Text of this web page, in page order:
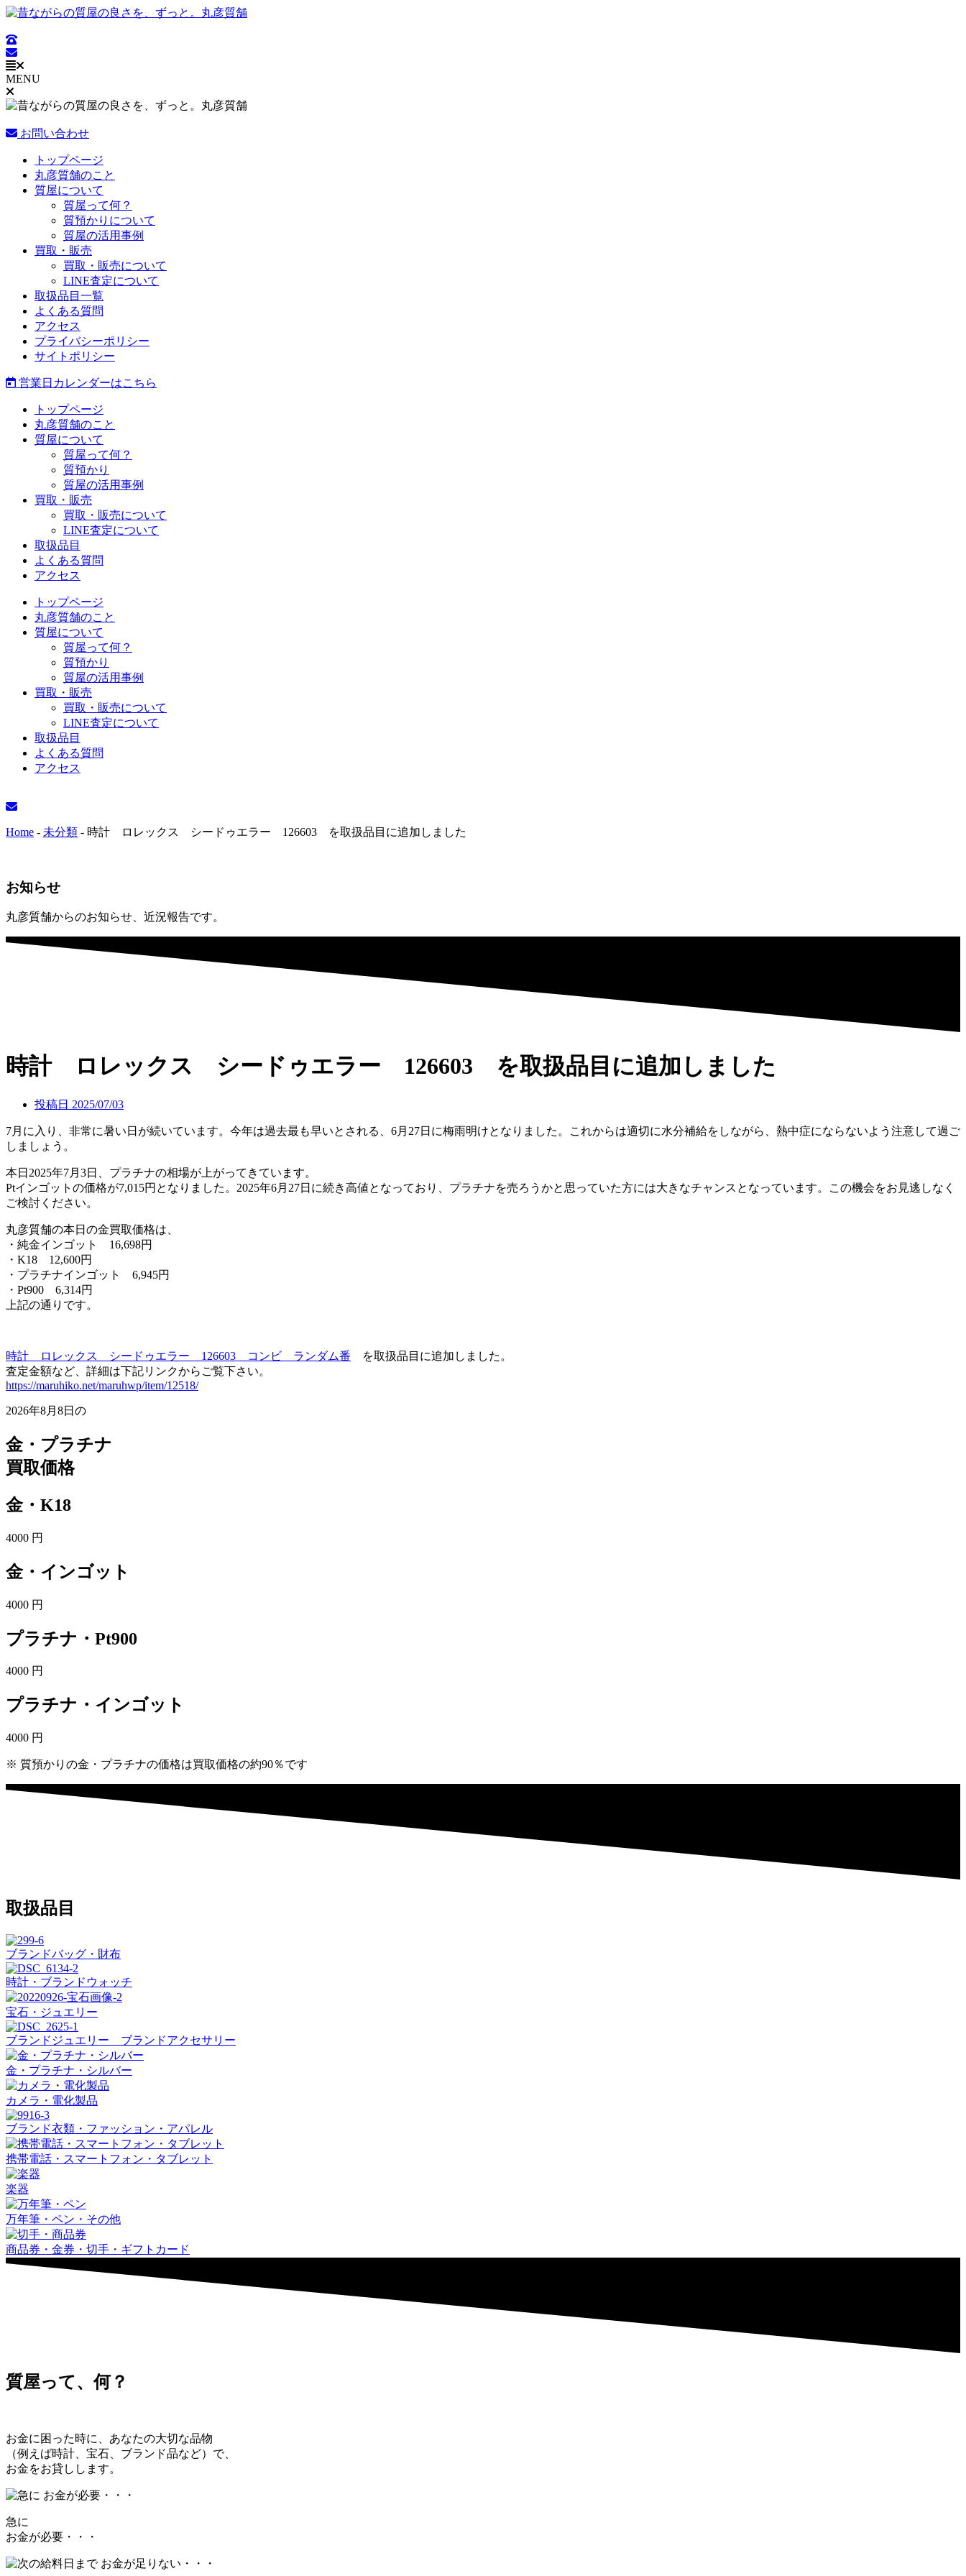
コ
テ
ン
ツ
に
ス
ッ
MENU
お問い合わせ
Main
Menu
トップページ
丸彦質舗のこと
質屋について
質屋って何？
質預かりについて
質屋の活用事例
買取・販売
買取・販売について
LINE査定について
取扱品目一覧
よくある質問
アクセス
プライバシーポリシー
サイトポリシー
営業日カレンダーはこちら
トップページ
丸彦質舗のこと
質屋について
質屋って何？
質預かり
質屋の活用事例
買取・販売
買取・販売について
LINE査定について
取扱品目
よくある質問
アクセス
トップページ
丸彦質舗のこと
質屋について
質屋って何？
質預かり
質屋の活用事例
買取・販売
買取・販売について
LINE査定について
取扱品目
よくある質問
アクセス
Home - 未分類 - 時計 ロレックス シードゥエラー 126603 を取扱品目に追加しました
お知らせ
丸彦質舗からのお知らせ、近況報告です。
時計 ロレックス シードゥエラー 126603 を取扱品目に追加しました
投稿日 2025/07/03
7月に入り、非常に暑い日が続いています。今年は過去最も早いとされる、6月27日に梅雨明けとなりました。これからは適切に水分補給をしながら、熱中症にならないよう注意して過ご
しましょう。
本日2025年7月3日、プラチナの相場が上がってきています。
Ptインゴットの価格が7,015円となりました。2025年6月27日に続き高値となっており、プラチナを売ろうかと思っていた方には大きなチャンスとなっています。この機会をお見逃しなく
ご検討ください。
丸彦質舗の本日の金買取価格は、
・純金インゴット 16,698円
・K18 12,600円
・プラチナインゴット 6,945円
・Pt900 6,314円
上記の通りです。
時計 ロレックス シードゥエラー 126603 コンビ ランダム番 を取扱品目に追加しました。
査定金額など、詳細は下記リンクからご覧下さい。
https://maruhiko.net/maruhwp/item/12518/
2026年8月8日の
金・プラチナ
買取価格
金・K18
4000 円
金・インゴット
4000 円
プラチナ・Pt900
4000 円
プラチナ・インゴット
4000 円
※ 質預かりの金・プラチナの価格は買取価格の約90％です
取扱品目
ブランドバッグ・財布
時計・ブランドウォッチ
宝石・ジュエリー
ブランドジュエリー ブランドアクセサリー
金・プラチナ・シルバー
カメラ・電化製品
ブランド衣類・ファッション・アパレル
携帯電話・スマートフォン・タブレット
楽器
万年筆・ペン・その他
商品券・金券・切手・ギフトカード
質屋って、何？
お金に困った時に、あなたの大切な品物
（例えば時計、宝石、ブランド品など）で、
お金をお貸しします。
急に
お金が必要・・・